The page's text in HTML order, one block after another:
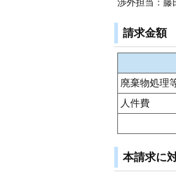
渉外担当：藤
請求金額
廃棄物処理
人件費
本請求に